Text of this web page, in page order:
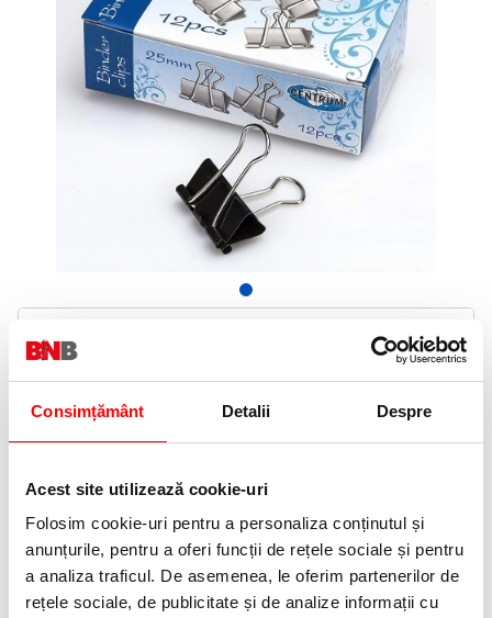
Consimțământ Detalii Despre
Acest site utilizează cookie-uri
Folosim cookie-uri pentru a personaliza conținutul și
anunțurile, pentru a oferi funcții de rețele sociale și pentru
a analiza traficul. De asemenea, le oferim partenerilor de
rețele sociale, de publicitate și de analize informații cu
In stoc
Informatii livrare
Telefon: